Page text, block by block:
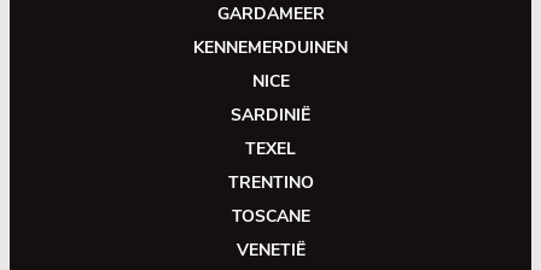
GARDAMEER
KENNEMERDUINEN
NICE
SARDINIË
TEXEL
TRENTINO
TOSCANE
VENETIË